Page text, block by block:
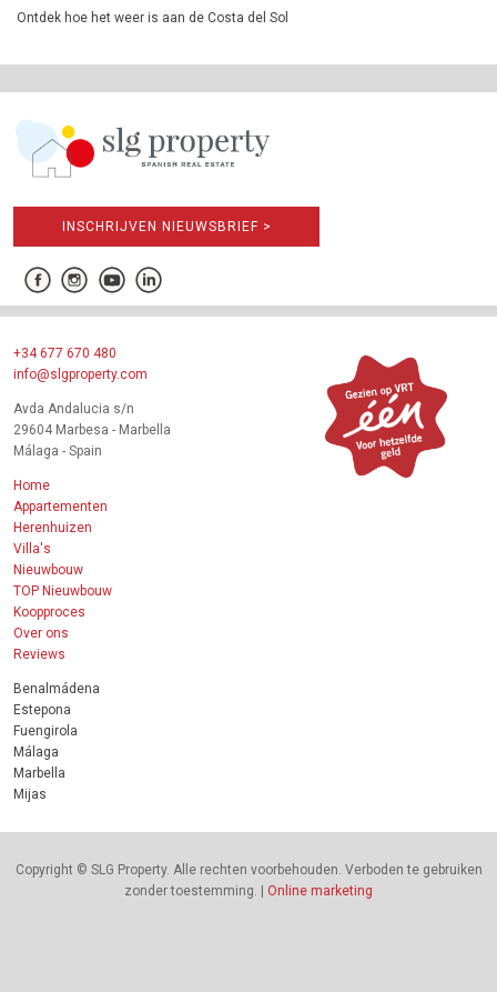
Ontdek hoe het weer is aan de Costa del Sol
INSCHRIJVEN NIEUWSBRIEF >
+34 677 670 480
info@slgproperty.com
Avda Andalucia s/n
29604 Marbesa - Marbella
Málaga - Spain
Home
Appartementen
Herenhuizen
Villa's
Nieuwbouw
TOP Nieuwbouw
Koopproces
Over ons
Reviews
Benalmádena
Estepona
Fuengirola
Málaga
Marbella
Mijas
Copyright © SLG Property. Alle rechten voorbehouden. Verboden te gebruiken
zonder toestemming. | Online marketing